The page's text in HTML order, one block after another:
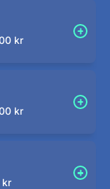
kr
kr
kr